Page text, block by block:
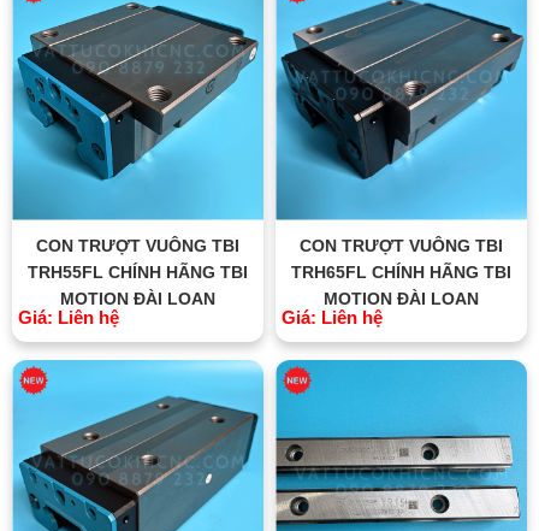
CON TRƯỢT VUÔNG TBI
TRH55FL CHÍNH HÃNG TBI
MOTION ĐÀI LOAN
Giá: Liên hệ
CON TRƯỢT VUÔNG TBI
TRH65FL CHÍNH HÃNG TBI
MOTION ĐÀI LOAN
Giá: Liên hệ